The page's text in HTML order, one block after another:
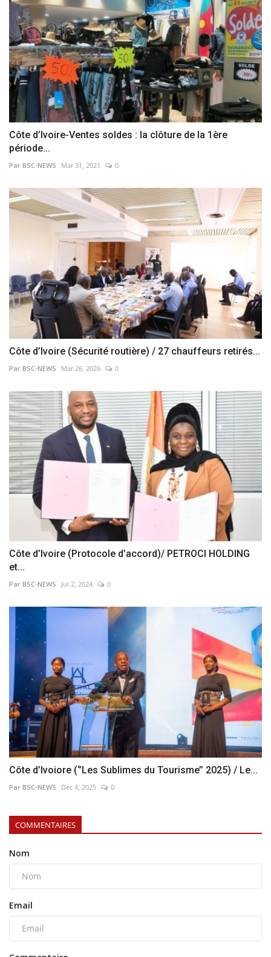
Côte d’Ivoire-Ventes soldes : la clôture de la 1ère
période...
Par BSC-NEWS Mar 31, 2021 0
Côte d’Ivoire (Sécurité routière) / 27 chauffeurs retirés...
Par BSC-NEWS Mar 26, 2026 0
Côte d’Ivoire (Protocole d’accord)/ PETROCI HOLDING
et...
Par BSC-NEWS Jul 2, 2024 0
Côte d’Ivoiore (‘’Les Sublimes du Tourisme’’ 2025) / Le...
Par BSC-NEWS Dec 4, 2025 0
COMMENTAIRES
Nom
Email